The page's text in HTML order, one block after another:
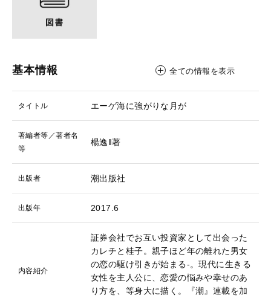
基本情報 全ての情報を表示
タイトル エーゲ海に強がりな月が
著編者等／著者名
等
楊逸‖著
出版者 潮出版社
出版年 2017.6
内容紹介
証券会社でお互い投資家として出会った
カレチと桂子。親子ほど年の離れた男女
の恋の駆け引きが始まる-。現代に生きる
女性を主人公に、恋愛の悩みや幸せのあ
り方を、等身大に描く。『潮』連載を加